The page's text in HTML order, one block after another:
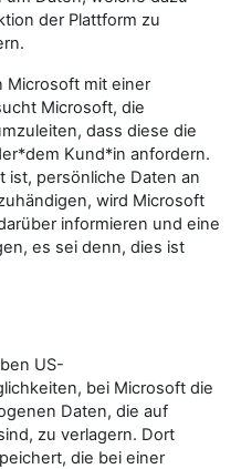
der Plattform zu
Microsoft mit einer
Microsoft, die
dass diese die
Kund*in anfordern.
ist, persönliche Daten an
wird Microsoft
informieren und eine
es sei denn, dies ist
US-
bei Microsoft die
Daten, die auf
zu verlagern. Dort
die bei einer